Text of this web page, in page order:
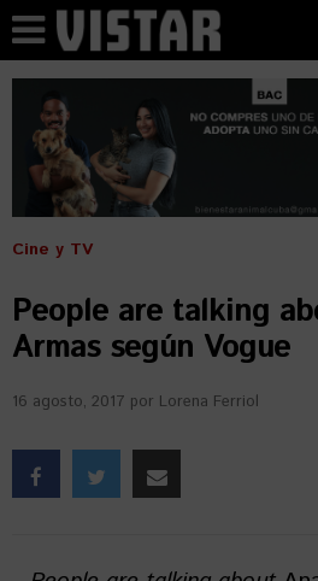
Cine y TV
People are talking
Armas según Vogue
16 agosto, 2017 por Lorena Ferriol